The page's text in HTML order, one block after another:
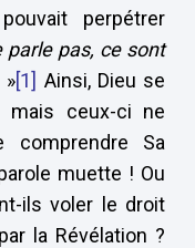
perpétrer
parle pas, ce sont
»[1] Ainsi, Dieu se
mais ceux-ci ne
Sa
muette ! Ou
ils voler le droit
la Révélation ?